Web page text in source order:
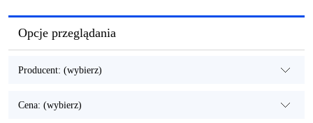
Opcje przeglądania
Producent: (wybierz)
Cena: (wybierz)